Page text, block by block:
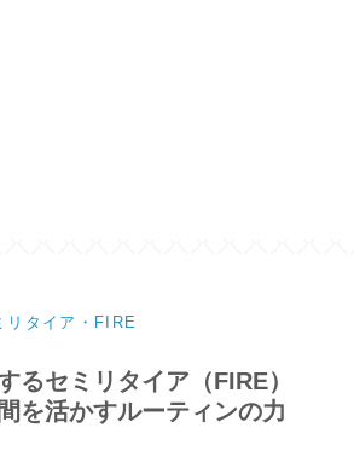
リタイア・FIRE
るセミリタイア（FIRE）
を活かすルーティンの力